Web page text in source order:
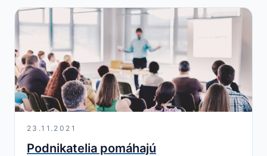
23.11.2021
Podnikatelia pomáhajú